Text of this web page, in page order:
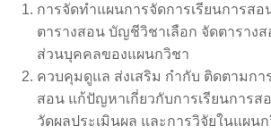
การจัดทำแผนการจัดการเรียนการสอ
ตารางสอน บัญชีวิชาเลือก จัดตาราง
ส่วนบุคคลของแผนกวิชา
ควบคุมดูแล ส่งเสริม กำกับ ติดตามกา
สอน แก้ปัญหาเกี่ยวกับการเรียนการส
วัดผลประเมินผล และการวิจัยในแผน